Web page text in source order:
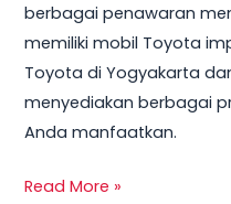
berbagai penawaran
memiliki mobil Toyota
Toyota di Yogyakarta
menyediakan berbagai
Anda manfaatkan.
Read More »